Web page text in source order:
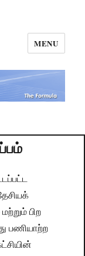
MENU
பிற
பணியாற்ற